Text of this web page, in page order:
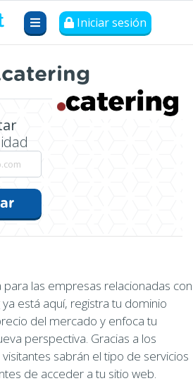
Iniciar sesión
las empresas relacionadas con
está aquí, registra tu dominio
del mercado y enfoca tu
perspectiva. Gracias a los
sabrán el tipo de servicios
de acceder a tu sitio web.